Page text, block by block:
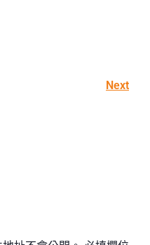
Next